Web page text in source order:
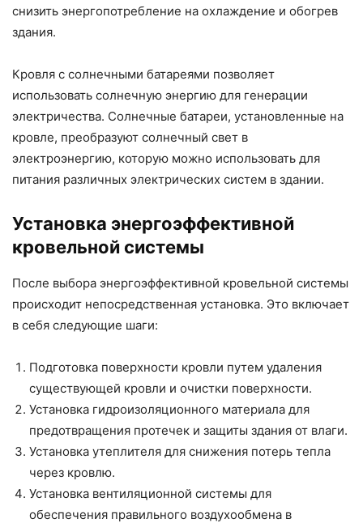
снизить энергопотребление на охлаждение и обогрев
здания.
Кровля с солнечными батареями позволяет
использовать солнечную энергию для генерации
электричества. Солнечные батареи, установленные на
кровле, преобразуют солнечный свет в
электроэнергию, которую можно использовать для
питания различных электрических систем в здании.
Установка энергоэффективной
кровельной системы
После выбора энергоэффективной кровельной системы
происходит непосредственная установка. Это включает
в себя следующие шаги:
Подготовка поверхности кровли путем удаления
существующей кровли и очистки поверхности.
Установка гидроизоляционного материала для
предотвращения протечек и защиты здания от влаги.
Установка утеплителя для снижения потерь тепла
через кровлю.
Установка вентиляционной системы для
обеспечения правильного воздухообмена в